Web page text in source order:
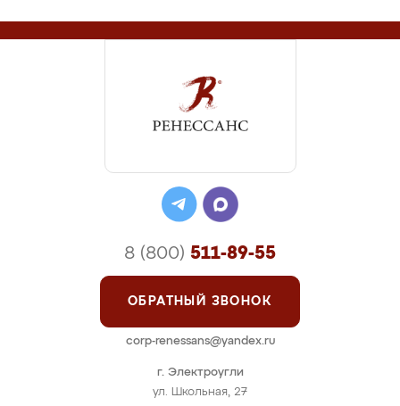
г. Электроугли
ул. Школьная, 27
8 (800) 511-89-55
ОБРАТНЫЙ ЗВОНОК
corp-renessans@yandex.ru